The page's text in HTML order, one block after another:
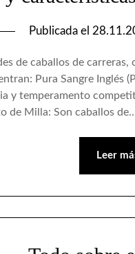
Publicada el
de caballos de
Pura Sangre Inglés
y temperamento
de Milla: Son caballos
Leer